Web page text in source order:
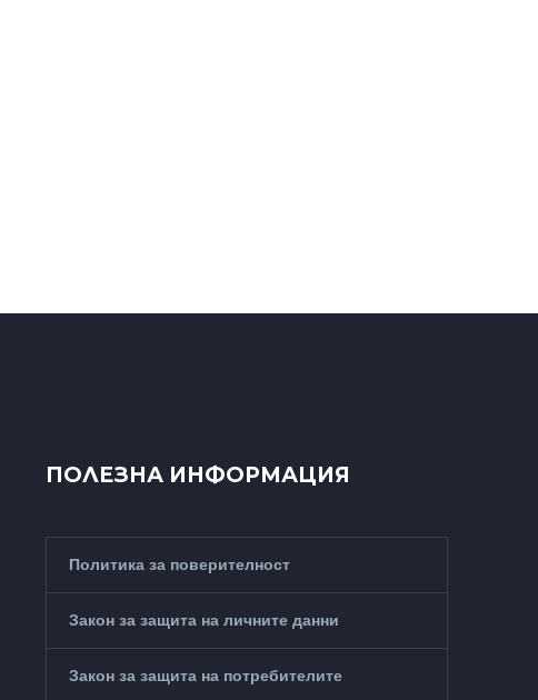
ПОЛЕЗНА ИНФОРМАЦИЯ
Политика за поверителност
Закон за защита на личните данни
Закон за защита на потребителите